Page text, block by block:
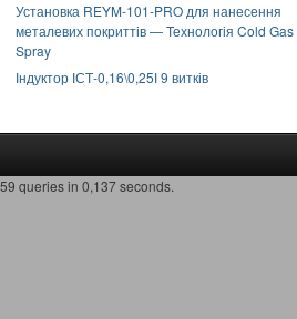
Установка REYM-101-PRO для нанесення
металевих покриттів — Технологія Cold Gas
Spray
Індуктор ІСТ-0,16\0,25І 9 витків
59 queries in 0,137 seconds.